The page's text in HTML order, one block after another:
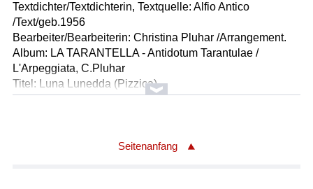
Textdichter/Textdichterin, Textquelle: Alfio Antico
/Text/geb.1956
Bearbeiter/Bearbeiterin: Christina Pluhar /Arrangement.
Album: LA TARANTELLA - Antidotum Tarantulae /
L'Arpeggiata, C.Pluhar
Titel: Luna Lunedda (Pizzica)
Textanfang: Luna lunedda, lu pani a fedda a fedda, lu vinu
Brot in Scheiben, den Wein aus der Flasche...
Seitenanfang